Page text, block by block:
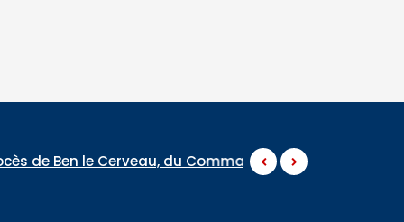
Commandant Daouda Konaté et de Ras Bath